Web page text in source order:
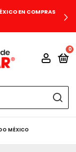
EN COMPRAS
0
MÉXICO